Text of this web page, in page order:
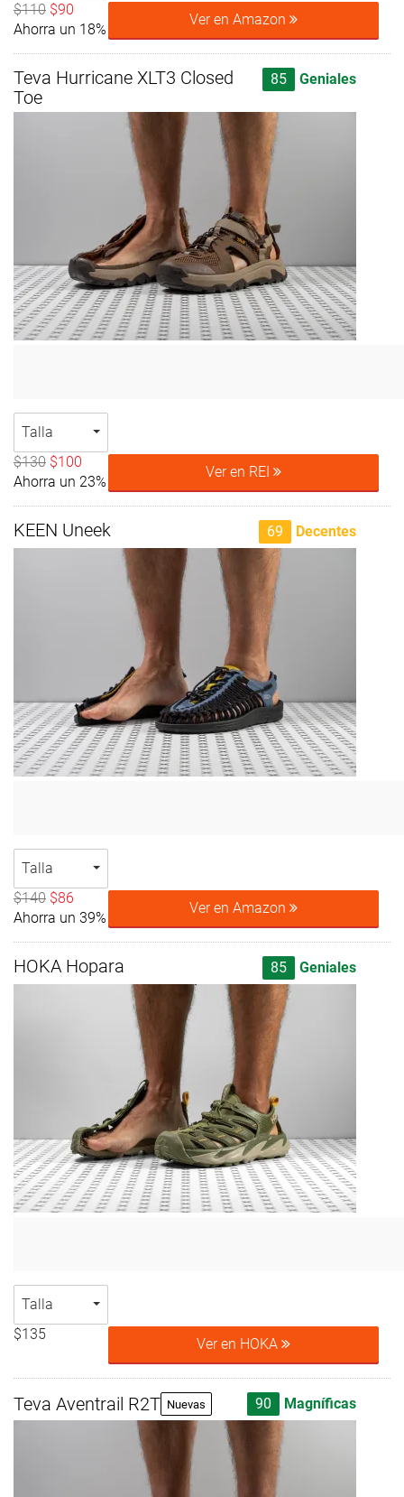
$110 $90
Ahorra un 18%
Ver en Amazon
Teva Hurricane XLT3 Closed
Toe
85 Geniales
Talla
$130 $100
Ahorra un 23%
Ver en REI
KEEN Uneek 69 Decentes
Talla
$140 $86
Ahorra un 39%
Ver en Amazon
HOKA Hopara 85 Geniales
Talla
$135
Ver en HOKA
Teva Aventrail R2T Nuevas 90 Magníficas